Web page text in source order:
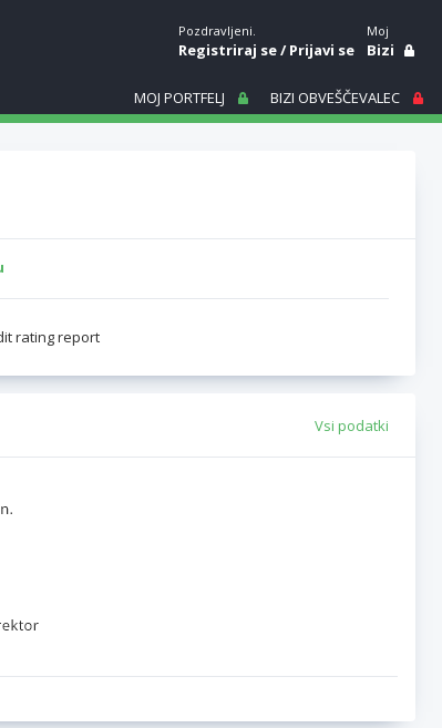
Pozdravljeni.
Registriraj se/Prijavi se
Moj
Bizi
MOJ PORTFELJ BIZI OBVEŠČEVALEC
rating report
Vsi podatki